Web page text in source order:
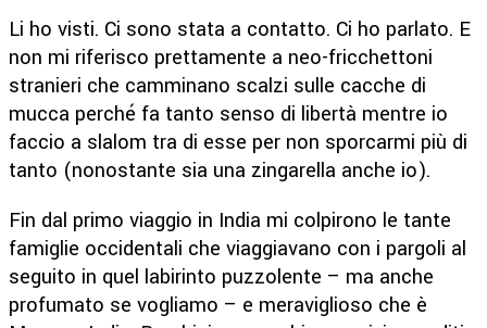
Li ho visti. Ci sono stata a contatto. Ci ho parlato. E
non mi riferisco prettamente a neo-fricchettoni
stranieri che camminano scalzi sulle cacche di
mucca perché fa tanto senso di libertà mentre io
faccio a slalom tra di esse per non sporcarmi più di
tanto (nonostante sia una zingarella anche io).
Fin dal primo viaggio in India mi colpirono le tante
famiglie occidentali che viaggiavano con i pargoli al
seguito in quel labirinto puzzolente – ma anche
profumato se vogliamo – e meraviglioso che è